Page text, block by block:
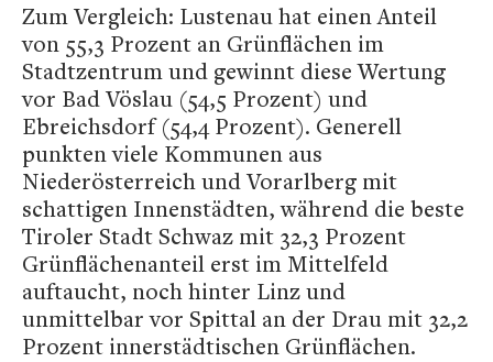
Zum Vergleich: Lustenau hat einen Anteil
von 55,3 Prozent an Grünflächen im
Stadtzentrum und gewinnt diese Wertung
vor Bad Vöslau (54,5 Prozent) und
Ebreichsdorf (54,4 Prozent). Generell
punkten viele Kommunen aus
Niederösterreich und Vorarlberg mit
schattigen Innenstädten, während die beste
Tiroler Stadt Schwaz mit 32,3 Prozent
Grünflächenanteil erst im Mittelfeld
auftaucht, noch hinter Linz und
unmittelbar vor Spittal an der Drau mit 32,2
Prozent innerstädtischen Grünflächen.